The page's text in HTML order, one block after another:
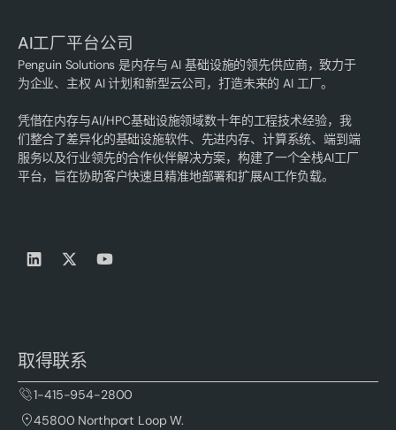
AI工厂平台公司
Penguin Solutions 是内存与 AI 基础设施的领先供应商，致力于
为企业、主权 AI 计划和新型云公司，打造未来的 AI 工厂。
凭借在内存与AI/HPC基础设施领域数十年的工程技术经验，我
们整合了差异化的基础设施软件、先进内存、计算系统、端到端
服务以及行业领先的合作伙伴解决方案，构建了一个全栈AI工厂
平台，旨在协助客户快速且精准地部署和扩展AI工作负载。
取得联系
1-415-954-2800
45800 Northport Loop W.